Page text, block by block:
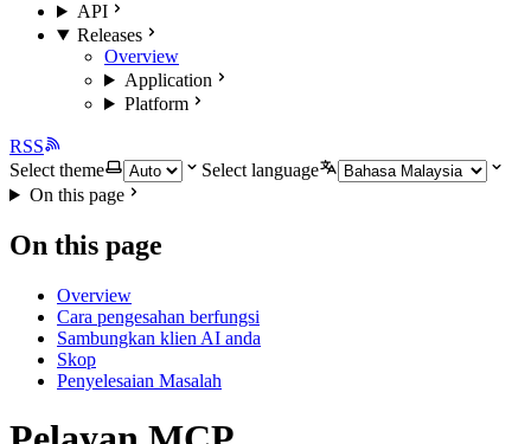
API
Releases
Overview
Application
Platform
RSS
Select theme
Select language
On this page
On this page
Overview
Cara pengesahan berfungsi
Sambungkan klien AI anda
Skop
Penyelesaian Masalah